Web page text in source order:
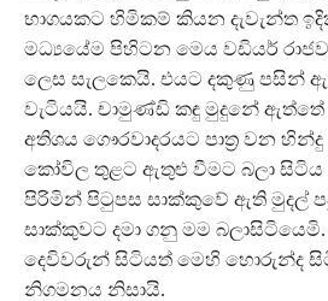
භාගයකට හිමිකම් කියන දැවැන්ත
මධ්‍යයේම පිහිටන මෙය වඩියර්
ලෙස සැලකෙයි. එයට දකුණු පසින්
වැටියයි. චාමුණ්ඩි කඳු මුදුනේ ඇත්තේ
අතිශය ගෞරවාදරයට පාත්‍ර වන
කෝවිල තුළට ඇතුළු වීමට බලා සිටිය
පිරිමින් පිටුපස සාක්කුවේ ඇති මුදල්
සාක්කුවට දමා ගනු මම
දෙවිවරුන් සිටියත් මෙහි හොරුන්ද
නිගමනය නිසායි.